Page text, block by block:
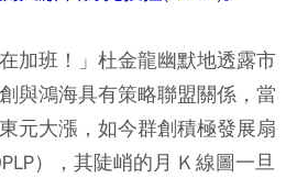
加班！」杜金龍幽默地透露市
與鴻海具有策略聯盟關係，當
元大漲，如今群創積極發展扇
），其陡峭的月 K 線圖一旦